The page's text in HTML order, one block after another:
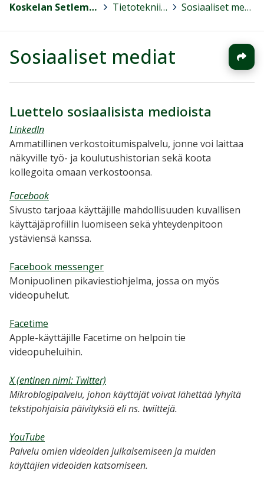
Koskelan Setlementti > Tietotekniikka > Sosiaaliset mediat
Sosiaaliset mediat
Luettelo sosiaalisista medioista
LinkedIn
Ammatillinen verkostoitumispalvelu, jonne voi laittaa
näkyville työ- ja koulutushistorian sekä koota
kollegoita omaan verkostoonsa.
Facebook
Sivusto tarjoaa käyttäjille mahdollisuuden kuvallisen
käyttäjäprofiilin luomiseen sekä yhteydenpitoon
ystäviensä kanssa.
Facebook messenger
Monipuolinen pikaviestiohjelma, jossa on myös
videopuhelut.
Facetime
Apple-käyttäjille Facetime on helpoin tie
videopuheluihin.
X (entinen nimi: Twitter)
Mikroblogipalvelu, johon käyttäjät voivat lähettää lyhyitä
tekstipohjaisia päivityksiä eli ns. twiittejä.
YouTube
Palvelu omien videoiden julkaisemiseen ja muiden
käyttäjien videoiden katsomiseen.